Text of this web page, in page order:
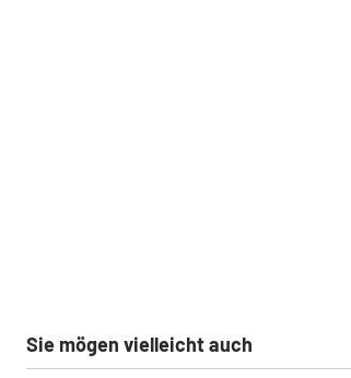
Sie mögen vielleicht auch